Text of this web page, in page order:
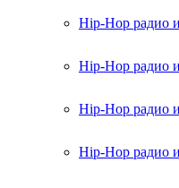
Hip-Hop радио
Hip-Hop радио
Hip-Hop радио
Hip-Hop радио